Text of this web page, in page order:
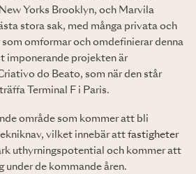
Yorks Brooklyn, och Marvila
stora sak, med många privata och
omformar och omdefinierar denna
imponerande projekten är
do Beato, som när den står
Terminal F i Paris.
område som kommer att bli
vilket innebär att fastigheter
uthyrningspotential och kommer att
under de kommande åren.